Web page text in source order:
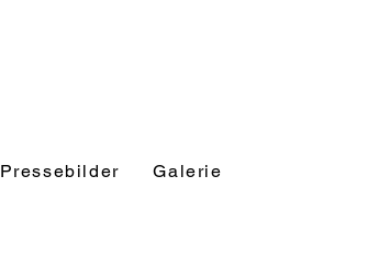
Pressebilder Galerie